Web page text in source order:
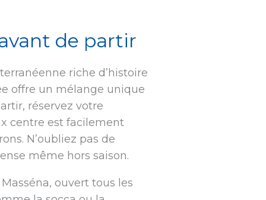
de partir
riche d’histoire
offre un mélange unique
réservez votre
centre est facilement
N’oubliez pas de
même hors saison.
ouvert tous les